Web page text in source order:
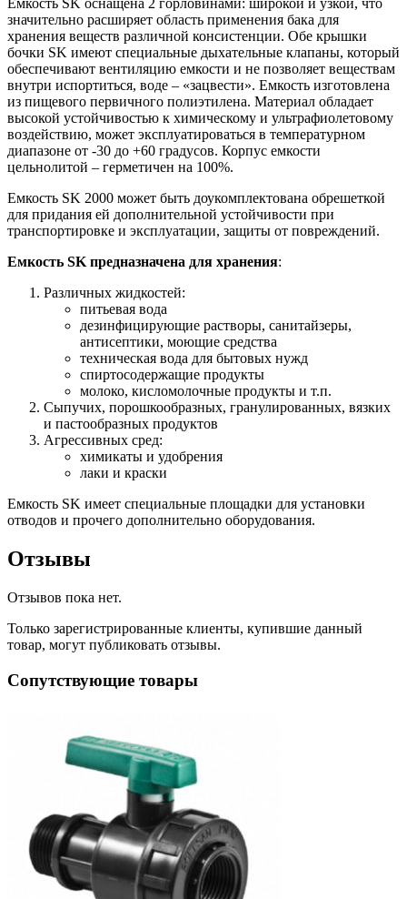
Емкость SK оснащена 2 горловинами: широкой и узкой, что
значительно расширяет область применения бака для
хранения веществ различной консистенции. Обе крышки
бочки SK имеют специальные дыхательные клапаны, который
обеспечивают вентиляцию емкости и не позволяет веществам
внутри испортиться, воде – «зацвести». Емкость изготовлена
из пищевого первичного полиэтилена. Материал обладает
высокой устойчивостью к химическому и ультрафиолетовому
воздействию, может эксплуатироваться в температурном
диапазоне от -30 до +60 градусов. Корпус емкости
цельнолитой – герметичен на 100%.
Емкость SK 2000 может быть доукомплектована обрешеткой
для придания ей дополнительной устойчивости при
транспортировке и эксплуатации, защиты от повреждений.
Емкость SK предназначена для хранения:
Pазличных жидкостей:
питьевая вода
дезинфицирующие растворы, санитайзеры,
антисептики, моющие средства
техническая вода для бытовых нужд
спиртосодержащие продукты
молоко, кисломолочные продукты и т.п.
Сыпучих, порошкообразных, гранулированных, вязких
и пастообразных продуктов
Агрессивных сред:
химикаты и удобрения
лаки и краски
Емкость SK имеет специальные площадки для установки
отводов и прочего дополнительно оборудования.
Отзывы
Отзывов пока нет.
Только зарегистрированные клиенты, купившие данный
товар, могут публиковать отзывы.
Сопутствующие товары